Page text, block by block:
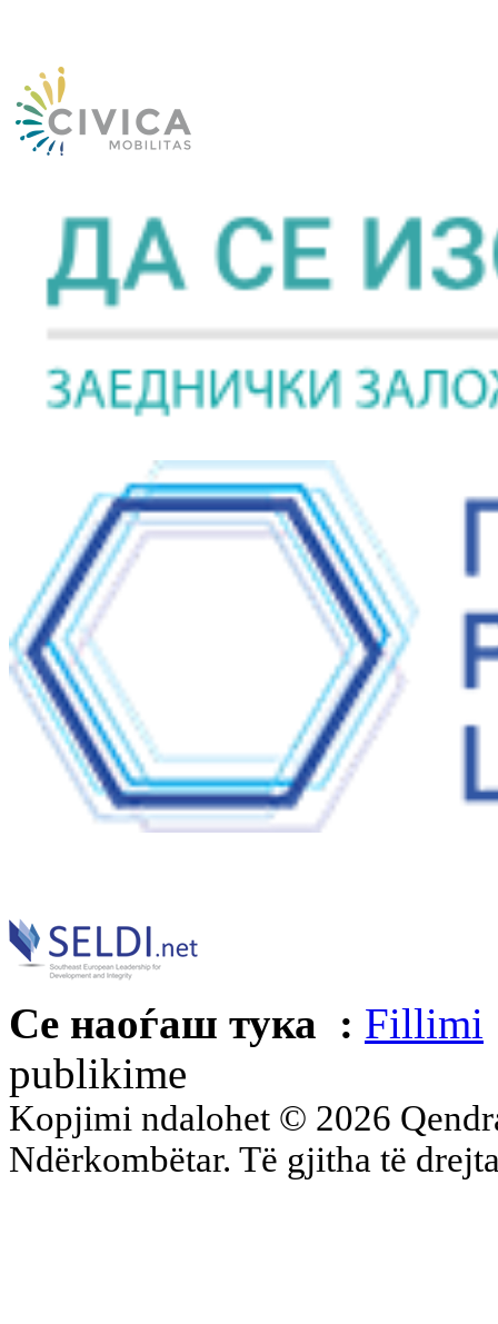
Се наоѓаш тука : Fillimi
publikime
Kopjimi ndalohet © 2026
Ndërkombëtar. Të gjitha të